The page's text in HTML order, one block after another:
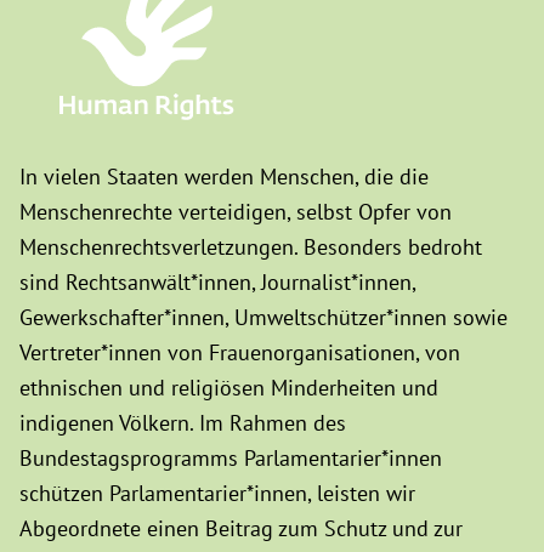
In vielen Staaten werden Menschen, die die
Menschenrechte verteidigen, selbst Opfer von
Menschenrechtsverletzungen. Besonders bedroht
sind Rechtsanwält*innen, Journalist*innen,
Gewerkschafter*innen, Umweltschützer*innen sowie
Vertreter*innen von Frauenorganisationen, von
ethnischen und religiösen Minderheiten und
indigenen Völkern. Im Rahmen des
Bundestagsprogramms Parlamentarier*innen
schützen Parlamentarier*innen, leisten wir
Abgeordnete einen Beitrag zum Schutz und zur